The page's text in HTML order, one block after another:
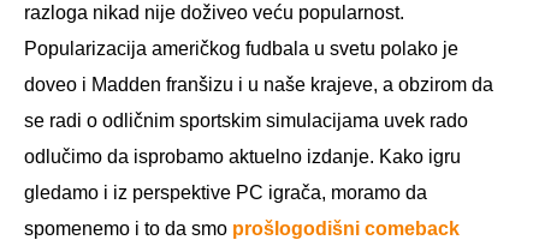
razloga nikad nije doživeo veću popularnost.
Popularizacija američkog fudbala u svetu polako je
doveo i Madden franšizu i u naše krajeve, a obzirom da
se radi o odličnim sportskim simulacijama uvek rado
odlučimo da isprobamo aktuelno izdanje. Kako igru
gledamo i iz perspektive PC igrača, moramo da
spomenemo i to da smo prošlogodišni comeback